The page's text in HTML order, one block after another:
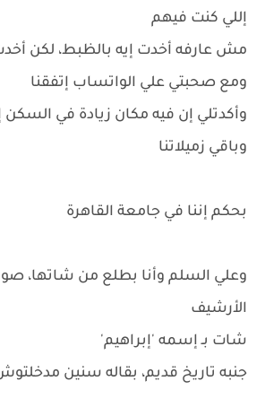
إللي كنت فيهم
مش عارفه أخدت إيه بالظبط، لكن
ومع صحبتي علي الواتساب إتفقنا
وأكدتلي إن فيه مكان زيادة في السكن
وباقي زميلاتنا
بحكم إننا في جامعة القاهرة
وعلي السلم وأنا بطلع من شاتها،
الأرشيف
شات بـ إسمه 'إبراهيم'
جنبه تاريخ قديم، بقاله سنين